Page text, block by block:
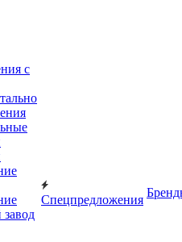
с
Спецпредложения